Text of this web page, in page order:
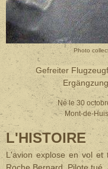
Photo
Gefreiter
Né le 30
Mont-de-
L'HISTOIRE
L'avion explose en vol